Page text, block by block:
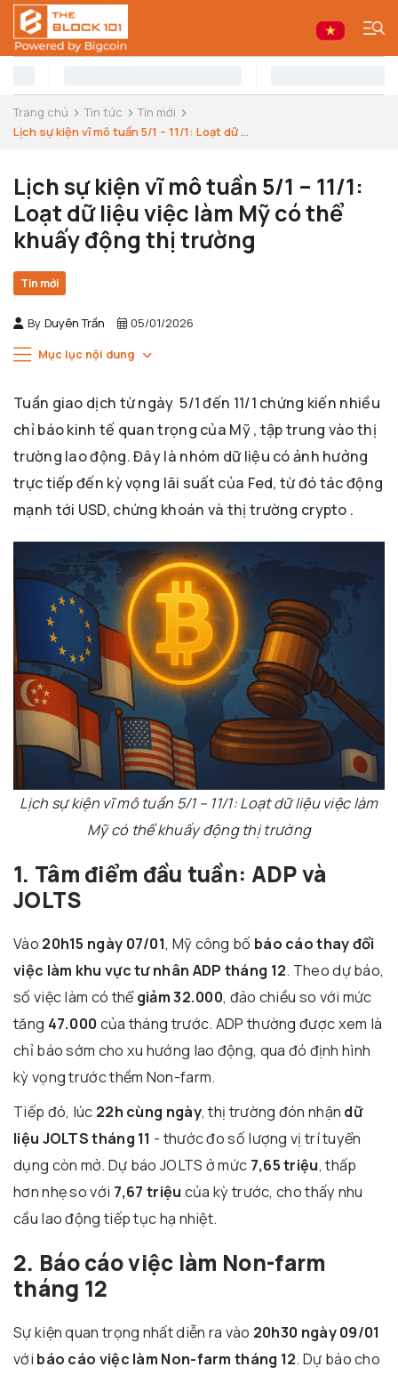
Trang chủ Tin tức
Tin mới
Lịch sự kiện vĩ mô tuần 5/1 – 11/1: Loạt dữ ...
Lịch sự kiện vĩ mô tuần 5/1 – 11/1:
Loạt dữ liệu việc làm Mỹ có thể
khuấy động thị trường
Tin mới
By Duyên Trần 05/01/2026
Mục lục nội dung
Tuần giao dịch từ ngày 5/1 đến 11/1 chứng kiến nhiều
chỉ báo kinh tế quan trọng của Mỹ , tập trung vào thị
trường lao động. Đây là nhóm dữ liệu có ảnh hưởng
trực tiếp đến kỳ vọng lãi suất của Fed, từ đó tác động
mạnh tới USD, chứng khoán và thị trường crypto .
Lịch sự kiện vĩ mô tuần 5/1 – 11/1: Loạt dữ liệu việc làm
Mỹ có thể khuấy động thị trường
1. Tâm điểm đầu tuần: ADP và
JOLTS
Vào 20h15 ngày 07/01, Mỹ công bố báo cáo thay đổi
việc làm khu vực tư nhân ADP tháng 12. Theo dự báo,
số việc làm có thểgiảm 32.000, đảo chiều so với mức
tăng 47.000 của tháng trước. ADP thường được xem là
chỉ báo sớm cho xu hướng lao động, qua đó định hình
kỳ vọng trước thềm Non-farm.
Tiếp đó, lúc 22h cùng ngày, thị trường đón nhận dữ
liệu JOLTS tháng 11 - thước đo số lượng vị trí tuyển
dụng còn mở. Dự báo JOLTS ở mức 7,65 triệu, thấp
hơn nhẹ so với 7,67 triệu của kỳ trước, cho thấy nhu
cầu lao động tiếp tục hạ nhiệt.
2. Báo cáo việc làm Non-farm
tháng 12
Sự kiện quan trọng nhất diễn ra vào 20h30 ngày 09/01
với báo cáo việc làm Non-farm tháng 12. Dự báo cho